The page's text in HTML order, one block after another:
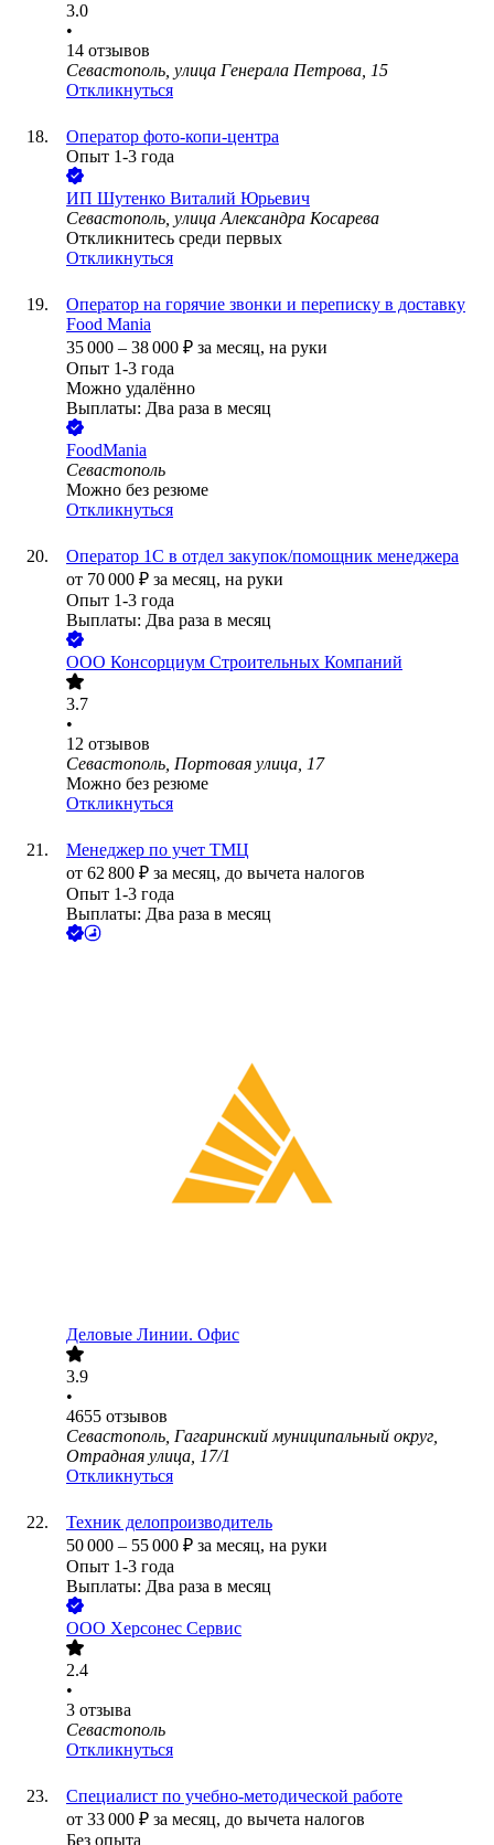
3.0
•
14 отзывов
Севастополь, улица Генерала Петрова, 15
Откликнуться
Оператор фото-копи-центра
Опыт 1-3 года
ИП Шутенко Виталий Юрьевич
Севастополь, улица Александра Косарева
Откликнитесь среди первых
Откликнуться
Оператор на горячие звонки и переписку в доставку
Food Mania
35 000 – 38 000 ₽ за месяц, на руки
Опыт 1-3 года
Можно удалённо
Выплаты: Два раза в месяц
FoodMania
Севастополь
Можно без резюме
Откликнуться
Оператор 1С в отдел закупок/помощник менеджера
от 70 000 ₽ за месяц, на руки
Опыт 1-3 года
Выплаты: Два раза в месяц
ООО Консорциум Строительных Компаний
3.7
•
12 отзывов
Севастополь, Портовая улица, 17
Можно без резюме
Откликнуться
Менеджер по учет ТМЦ
от 62 800 ₽ за месяц, до вычета налогов
Опыт 1-3 года
Выплаты: Два раза в месяц
Деловые Линии. Офис
3.9
•
4655 отзывов
Севастополь, Гагаринский муниципальный округ,
Отрадная улица, 17/1
Откликнуться
Техник делопроизводитель
50 000 – 55 000 ₽ за месяц, на руки
Опыт 1-3 года
Выплаты: Два раза в месяц
ООО Херсонес Сервис
2.4
•
3 отзыва
Севастополь
Откликнуться
Специалист по учебно-методической работе
от 33 000 ₽ за месяц, до вычета налогов
Без опыта